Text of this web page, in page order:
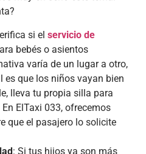
si el servicio de
bebés o asientos
varía de un lugar a otro,
es que los niños vayan bien
lleva tu propia silla para
ElTaxi 033, ofrecemos
que el pasajero lo solicite
: Si tus hijos ya son más